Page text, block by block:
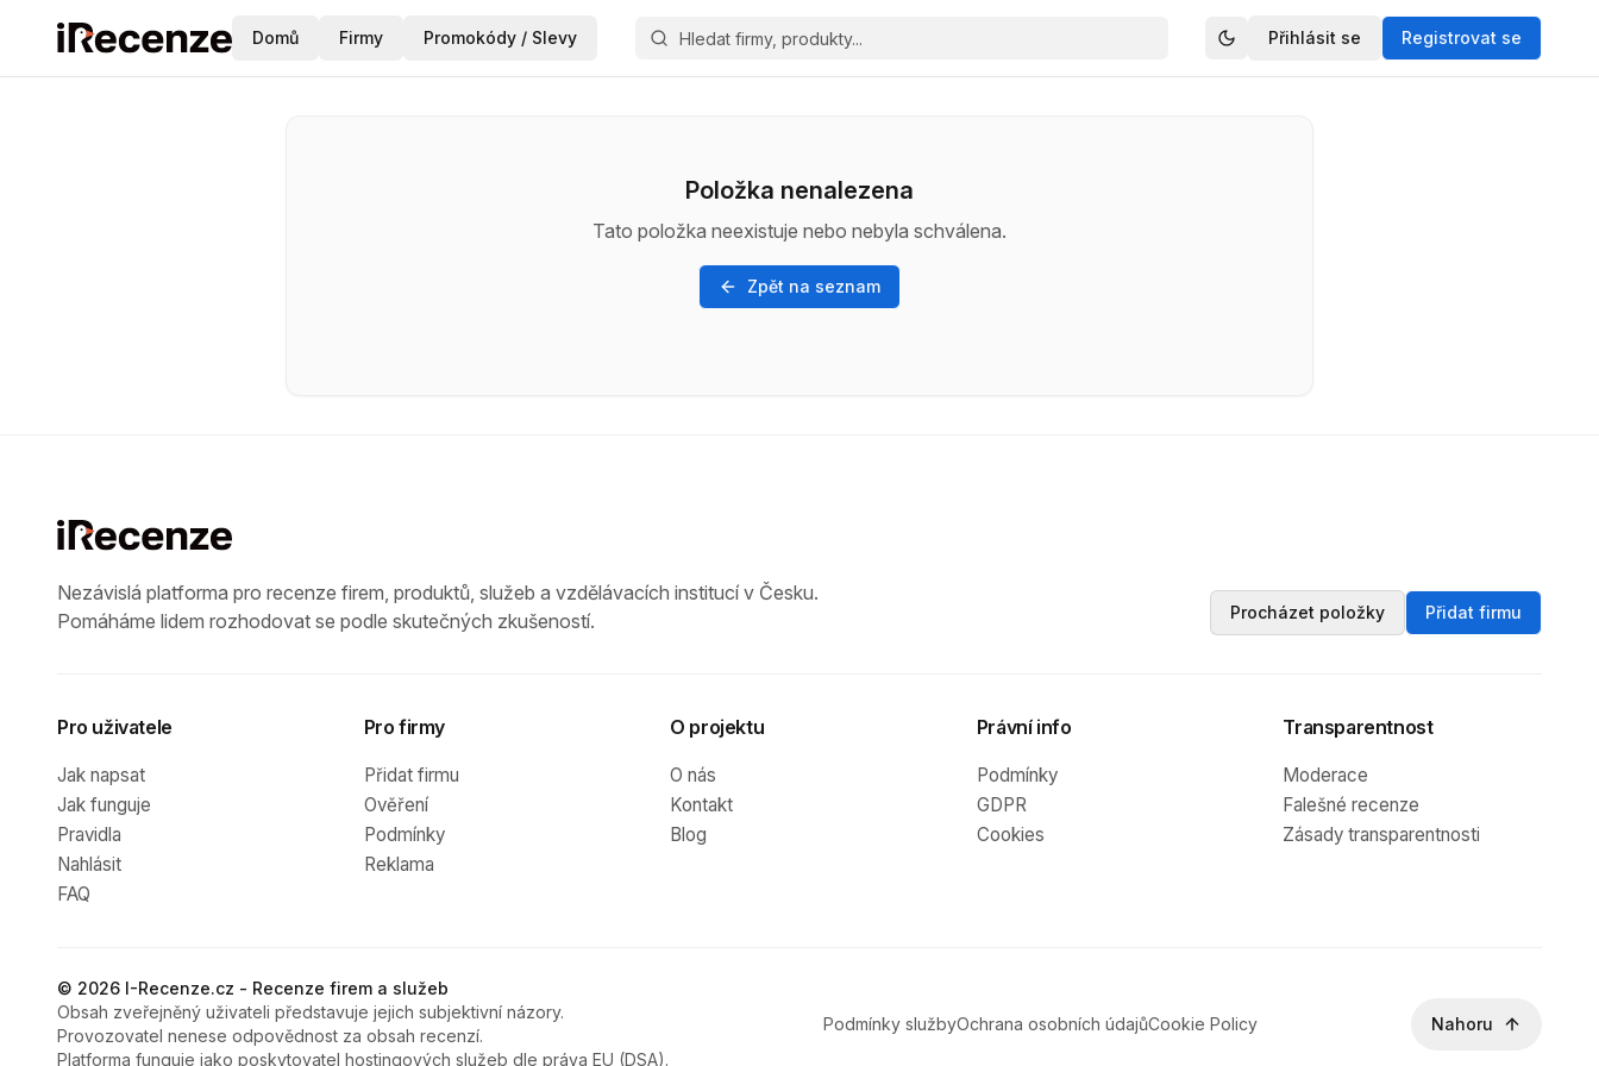
Domů Firmy Promokódy / Slevy Přihlásit se Registrovat se
Položka nenalezena
Tato položka neexistuje nebo nebyla schválena.
Zpět na seznam
Nezávislá platforma pro recenze firem, produktů, služeb a vzdělávacích institucí v Česku.
Pomáháme lidem rozhodovat se podle skutečných zkušeností.
Procházet položky Přidat firmu
Pro uživatele
Jak napsat
Jak funguje
Pravidla
Nahlásit
FAQ
Pro firmy
Přidat firmu
Ověření
Podmínky
Reklama
O projektu
O nás
Kontakt
Blog
Právní info
Podmínky
GDPR
Cookies
Transparentnost
Moderace
Falešné recenze
Zásady transparentnosti
© 2026 I-Recenze.cz - Recenze firem a služeb
Obsah zveřejněný uživateli představuje jejich subjektivní názory.
Provozovatel nenese odpovědnost za obsah recenzí.
Platforma funguje jako poskytovatel hostingových služeb dle práva EU (DSA).
Podmínky službyOchrana osobních údajůCookie Policy Nahoru